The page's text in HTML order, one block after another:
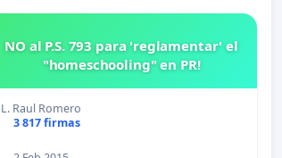
NO al P.S. 793 para 'reglamentar' el
"homeschooling" en PR!
L. Raul Romero
3 817 firmas